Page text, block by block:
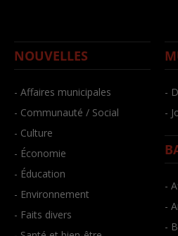
NOUVELLES
- Affaires municipales
- Communauté / Social
- Culture
- Économie
- Éducation
- Environnement
- Faits divers
-
-
-
-
-